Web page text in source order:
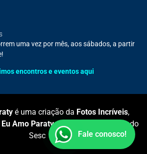
uma vez por mês, aos sábados, a partir
encontros e eventos aqui
é uma criação da Fotos Incríveis,
Amo Paraty, realizada com apoio do
Sesc
Fale conosco!